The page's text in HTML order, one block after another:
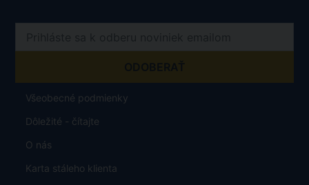
Všeobecné podmienky
Dôležité - čítajte
O nás
Karta stáleho klienta